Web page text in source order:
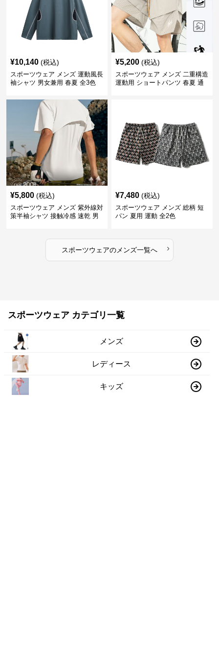
¥10,140 (税込)
スポーツウェア メンズ 運動風長
袖シャツ 男女兼用 春夏 全3色
¥5,200 (税込)
スポーツウェア メンズ 二重構造
運動用 ショートパンツ 春夏 通
¥5,800 (税込)
スポーツウェア メンズ 紫外線対
策半袖シャツ 接触冷感 速乾 男
¥7,480 (税込)
スポーツウェア メンズ 総柄 短
パン 夏用 運動 全2色
スポーツウェアのメンズ一覧へ ›
スポーツウェア カテゴリ一覧
メンズ
レディース
キッズ